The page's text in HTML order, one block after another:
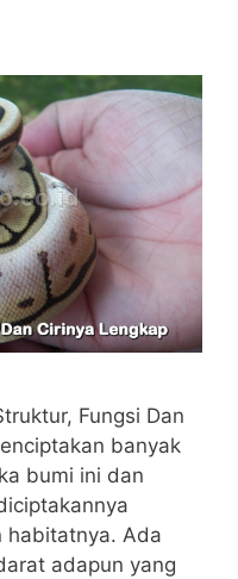
Fungsi Dan
banyak
bumi ini dan
habitatnya. Ada
adapun yang